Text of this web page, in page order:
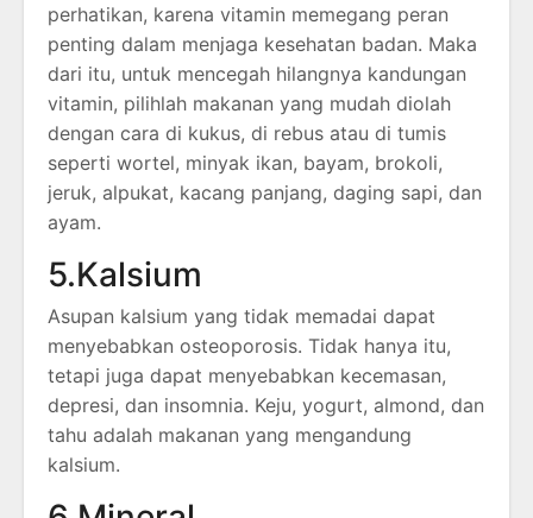
perhatikan, karena vitamin memegang peran
penting dalam menjaga kesehatan badan. Maka
dari itu, untuk mencegah hilangnya kandungan
vitamin, pilihlah makanan yang mudah diolah
dengan cara di kukus, di rebus atau di tumis
seperti wortel, minyak ikan, bayam, brokoli,
jeruk, alpukat, kacang panjang, daging sapi, dan
ayam.
5.Kalsium
Asupan kalsium yang tidak memadai dapat
menyebabkan osteoporosis. Tidak hanya itu,
tetapi juga dapat menyebabkan kecemasan,
depresi, dan insomnia. Keju, yogurt, almond, dan
tahu adalah makanan yang mengandung
kalsium.